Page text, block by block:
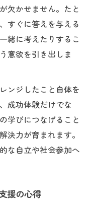
欠かせません。たと
すぐに答えを与える
緒に考えたりするこ
意欲を引き出しま
ンジしたこと自体を
成功体験だけでな
学びにつなげること
決力が育まれます。
な自立や社会参加へ
援の心得